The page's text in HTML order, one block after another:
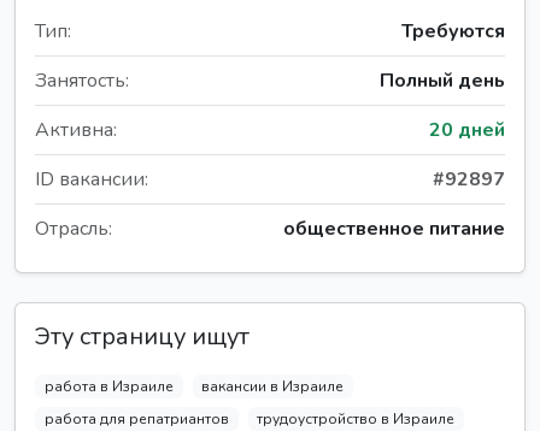
Тип:
Требуются
Занятость:
Полный день
Активна:
20 дней
ID вакансии:
#92897
Отрасль:
общественное питание
Эту страницу ищут
работа в Израиле
вакансии в Израиле
работа для репатриантов
трудоустройство в Израиле